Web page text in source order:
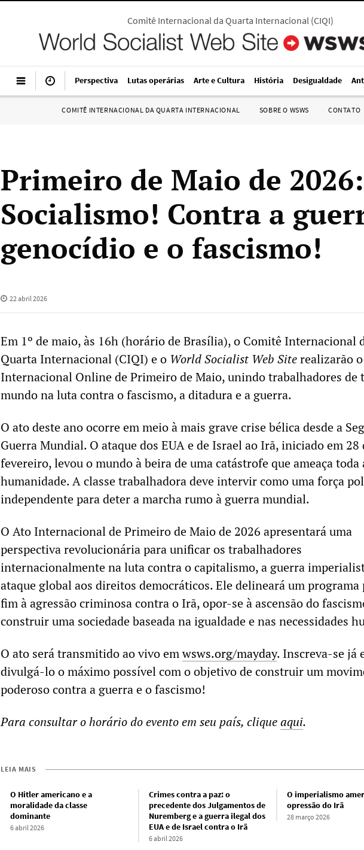
Comitê Internacional da Quarta Internacional(CIQI)
Perspectiva Lutas operárias Arte e Cultura História Desigualdade
COMITÊ INTERNACIONAL DA QUARTA INTERNACIONAL SOBRE O WSWS CONTATO
Primeiro de Maio de
Socialismo! Contra a
genocídio e o fascismo!
22 abril 2026
Em 1º de maio, às 16h (horário de Brasília), o Comitê Internacional
Quarta Internacional (CIQI) e o World Socialist Web Siterealizarão
Internacional Online de Primeiro de Maio, unindo trabalhadores de
mundo na luta contra o fascismo, a ditadura e a guerra.
O ato deste ano ocorre em meio à mais grave crise bélica desde a
Guerra Mundial. O ataque dos EUA e de Israel ao Irã, iniciado em 28
fevereiro, levou o mundo à beira de uma catástrofe que ameaça toda
humanidade. A classe trabalhadora deve intervir como uma força
independente para deter a marcha rumo à guerra mundial.
O Ato Internacional de Primeiro de Maio de 2026 apresentará uma
perspectiva revolucionária para unificar os trabalhadores
internacionalmente na luta contra o capitalismo, a guerra
ataque global aos direitos democráticos. Ele delineará um programa
fim à agressão criminosa contra o Irã, opor-se à ascensão do
construir uma sociedade baseada na igualdade e nas necessidades
O ato será transmitido ao vivo emwsws.org/mayday. Inscreva-se já
divulgá-lo o máximo possível com o objetivo de construir um
poderoso contra a guerra e o fascismo!
Para consultar o horário do evento em seu país, cliqueaqui.
LEIA MAIS
O Hitler americano e a
moralidade da classe
dominante
6 abril 2026
Crimes contra a paz: o
precedente dos Julgamentos de
Nuremberg e a guerra ilegal dos
EUA e de Israel contra o Irã
6 abril 2026
O imperialismo
opressão do Irã
28 março 2026